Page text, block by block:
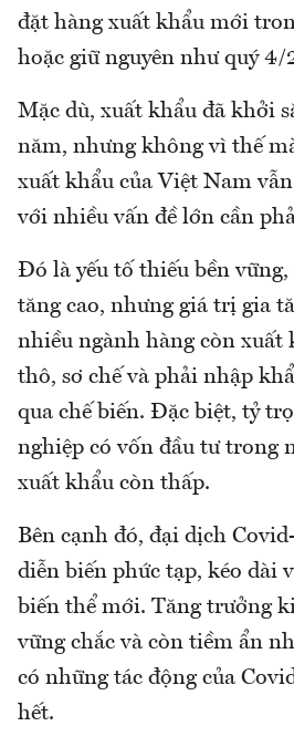
đặt hàng xuất khẩu mới
hoặc giữ nguyên như quý 4/
Mặc dù, xuất khẩu đã khởi
năm, nhưng không vì thế
xuất khẩu của Việt Nam
với nhiều vấn đề lớn cần
Đó là yếu tố thiếu bền
tăng cao, nhưng giá trị gia
nhiều ngành hàng còn xuất
thô, sơ chế và phải nhập
qua chế biến. Đặc biệt, tỷ
nghiệp có vốn đầu tư trong
xuất khẩu còn thấp.
Bên cạnh đó, đại dịch
diễn biến phức tạp, kéo dài
biến thể mới. Tăng trưởng
vững chắc và còn tiềm ẩn
có những tác động của
hết.